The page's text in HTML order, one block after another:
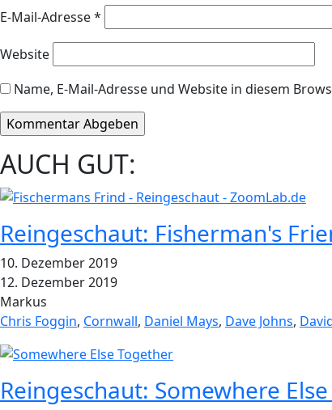
E-Mail-Adresse*
Website
Name, E-Mail-Adresse und Website in diesem
AUCH GUT:
Reingeschaut: Fisherman's
10. Dezember 2019
12. Dezember 2019
Markus
Chris Foggin, Cornwall, Daniel Mays, Dave Johns,
Reingeschaut: Somewhere